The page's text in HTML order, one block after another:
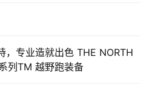
，专业造就出色 THE NORTH
列TM 越野跑装备